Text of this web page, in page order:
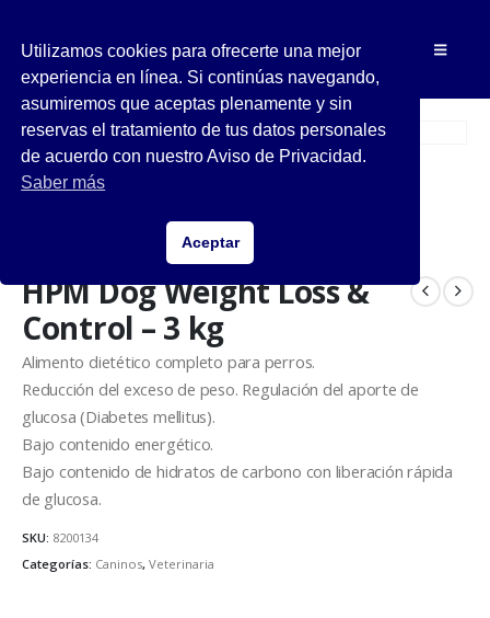
HPM Dog Weight Loss &
Control – 3 kg
Alimento dietético completo para perros.
Reducción del exceso de peso. Regulación del aporte de
glucosa (Diabetes mellitus).
Bajo contenido energético.
Bajo contenido de hidratos de carbono con liberación rápida
de glucosa.
SKU: 8200134
Categorías: Caninos, Veterinaria
Utilizamos cookies para ofrecerte una mejor
experiencia en línea. Si continúas navegando,
asumiremos que aceptas plenamente y sin
reservas el tratamiento de tus datos personales
de acuerdo con nuestro Aviso de Privacidad.
Saber más
Aceptar